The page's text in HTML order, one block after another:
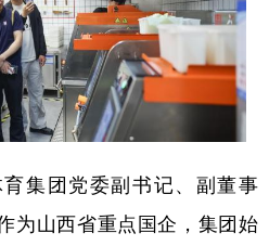
银龄 溯源中国
能源 会展
时尚 悦读
亚太网 上市公司
集团党委副书记、副董事
为山西省重点国企，集团始